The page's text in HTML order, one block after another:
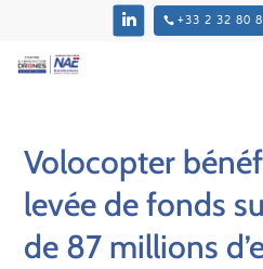
+33 2 32 80
Volocopter
levée de fonds
de 87 millions